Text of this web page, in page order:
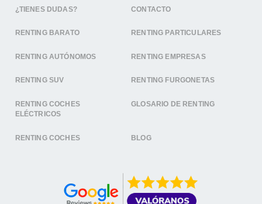
¿TIENES DUDAS? CONTACTO
RENTING BARATO RENTING PARTICULARES
RENTING AUTÓNOMOS RENTING EMPRESAS
RENTING SUV RENTING FURGONETAS
RENTING COCHES
ELÉCTRICOS
GLOSARIO DE RENTING
RENTING COCHES BLOG